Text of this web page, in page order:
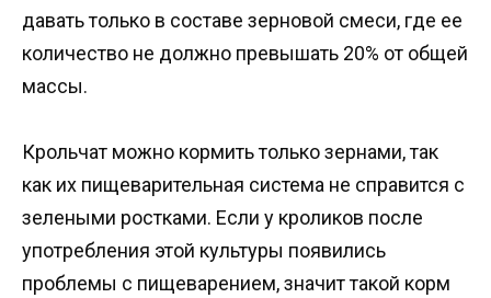
давать только в составе зерновой смеси, где ее
количество не должно превышать 20% от общей
массы.
Крольчат можно кормить только зернами, так
как их пищеварительная система не справится с
зелеными ростками. Если у кроликов после
употребления этой культуры появились
проблемы с пищеварением, значит такой корм